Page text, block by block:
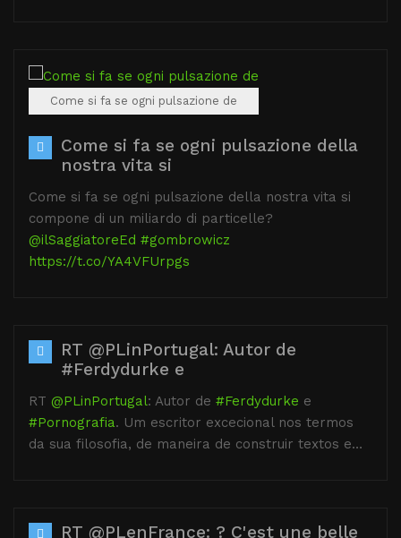
Come si fa se ogni pulsazione de
Come si fa se ogni pulsazione della
nostra vita si
Come si fa se ogni pulsazione della nostra vita si
compone di un miliardo di particelle?
@ilSaggiatoreEd #gombrowicz
https://t.co/YA4VFUrpgs
RT @PLinPortugal: Autor de
#Ferdydurke e
RT @PLinPortugal: Autor de #Ferdydurke e
#Pornografia. Um escritor excecional nos termos
da sua filosofia, de maneira de construir textos e…
RT @PLenFrance: ? C'est une belle